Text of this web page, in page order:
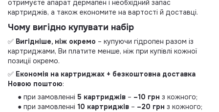
отримуєте апарат дермапен і необхідний запас
картриджів, а також економите на вартості й доставці.
Чому вигідно купувати набір
✅ Вигідніше, ніж окремо – купуючи гідропен разом із
картриджами, Ви платите менше, ніж при купівлі кожної
позиції окремо.
✅ Економія на картриджах + безкоштовна доставка
Новою поштою:
● при замовленні 5 картриджів – –10 грн з кожного;
● при замовленні 10 картриджів – –20 грн з кожного;